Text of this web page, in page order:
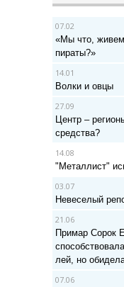
07.02
«Мы что,
пираты?»
14.01
Волки и овцы
27.09
Центр –
средства?
14.08
"Металлист"
03.07
Невеселый
21.06
Примар Сорок
лей, но
07.06